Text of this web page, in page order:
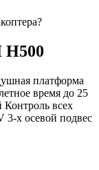
H500
платформа
время до 25
всех
3-х осевой подвес